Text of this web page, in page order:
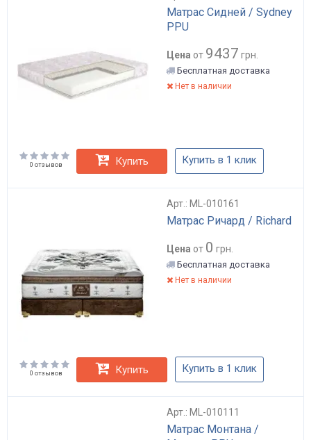
Матрас Сидней / Sydney
PPU
Цена от 9437 грн.
Бесплатная доставка
Нет в наличии
0 отзывов Купить Купить в 1 клик
Арт.: ML-010161
Матрас Ричард / Richard
Цена от 0 грн.
Бесплатная доставка
Нет в наличии
0 отзывов Купить Купить в 1 клик
Арт.: ML-010111
Матрас Монтана /